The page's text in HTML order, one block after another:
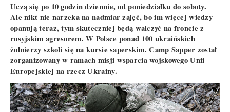
Uczą się po 10 godzin dziennie, od poniedziałku do soboty.
Ale nikt nie narzeka na nadmiar zajęć, bo im więcej wiedzy
opanują teraz, tym skuteczniej będą walczyć na froncie z
rosyjskim agresorem. W Polsce ponad 100 ukraińskich
żołnierzy szkoli się na kursie saperskim. Camp Sapper został
zorganizowany w ramach misji wsparcia wojskowego Unii
Europejskiej na rzecz Ukrainy.